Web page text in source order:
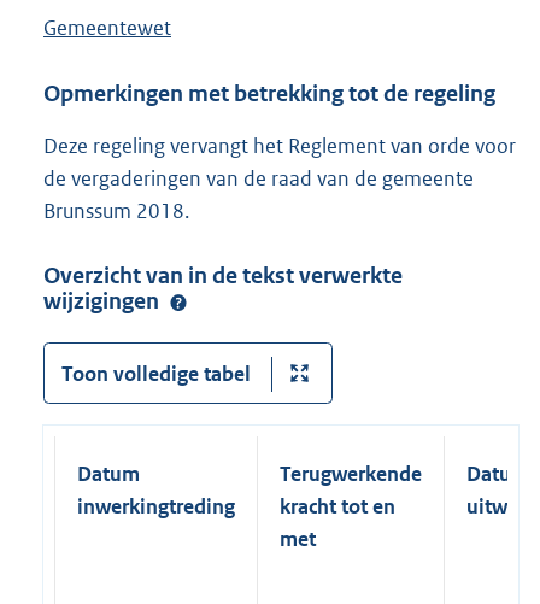
Gemeentewet
Opmerkingen met betrekking tot de regeling
Deze regeling vervangt het Reglement van orde voor
de vergaderingen van de raad van de gemeente
Brunssum 2018.
Overzicht van in de tekst verwerkte
wijzigingen
Toon volledige tabel
Datum
inwerkingtreding
Terugwerkende
kracht tot en
met
Datum